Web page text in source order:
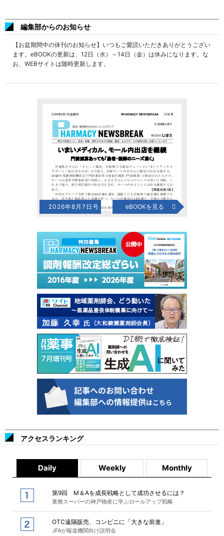
編集部からのお知らせ
【お盆期間中の休刊のお知らせ】いつもご愛読いただきありがとうござい
ます。eBOOKの更新は、12日（水）～14日（金）は休みになります。な
お、WEBサイトは随時更新します。
2026年8月7日号 eBOOKを見る
アクセスランキング
Daily Weekly Monthly
第9回 M＆Aを成長戦略として成功させるには？
業務スーパーの神戸物産に学ぶロールアップ戦略
OTC遠隔販売、コンビニに「大きな前進」
JFAが報道機関向け説明会